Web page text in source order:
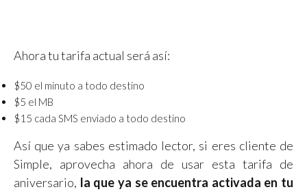
Ahora tu tarifa actual será así:
$50 el minuto a todo destino
$5 el MB
$15 cada SMS enviado a todo destino
Así que ya sabes estimado lector, si eres cliente de
Simple, aprovecha ahora de usar esta tarifa de
aniversario, la que ya se encuentra activada en tu